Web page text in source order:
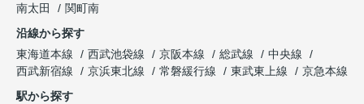
南太田
関町南
沿線から探す
東海道本線
西武池袋線 京阪本線 総武線
中央線
西武新宿線
京浜東北線 常磐緩行線 東武東上線
京急本線
駅から探す